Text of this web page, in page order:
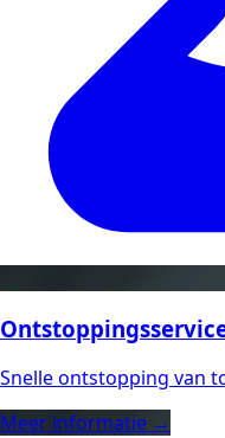
Snelle ontstopping van
Meer informatie →